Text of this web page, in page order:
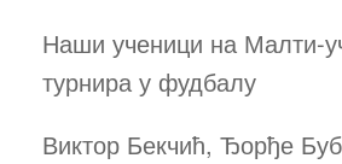
Наши ученици на Малти-
турнира у фудбалу
Виктор Бекчић, Ђорђе